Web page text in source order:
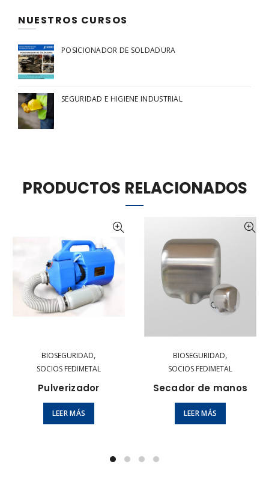
NUESTROS CURSOS
POSICIONADOR DE SOLDADURA
SEGURIDAD E HIGIENE INDUSTRIAL
PRODUCTOS RELACIONADOS
BIOSEGURIDAD,
SOCIOS FEDIMETAL
Pulverizador
LEER MÁS
BIOSEGURIDAD,
SOCIOS FEDIMETAL
Secador de manos
LEER MÁS